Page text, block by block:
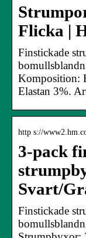
Flicka |
Finstickade
Komposition:
Elastan 3%.
http s://
3-pack
Svart/
Finstickade